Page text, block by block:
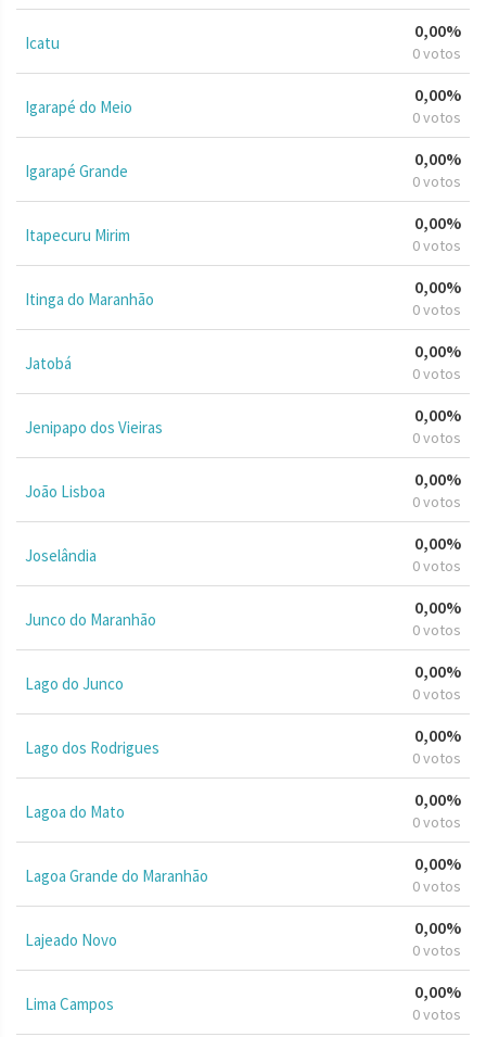
Icatu
0,00%
0 votos
Igarapé do Meio
0,00%
0 votos
Igarapé Grande
0,00%
0 votos
Itapecuru Mirim
0,00%
0 votos
Itinga do Maranhão
0,00%
0 votos
Jatobá
0,00%
0 votos
Jenipapo dos Vieiras
0,00%
0 votos
João Lisboa
0,00%
0 votos
Joselândia
0,00%
0 votos
Junco do Maranhão
0,00%
0 votos
Lago do Junco
0,00%
0 votos
Lago dos Rodrigues
0,00%
0 votos
Lagoa do Mato
0,00%
0 votos
Lagoa Grande do Maranhão
0,00%
0 votos
Lajeado Novo
0,00%
0 votos
Lima Campos
0,00%
0 votos